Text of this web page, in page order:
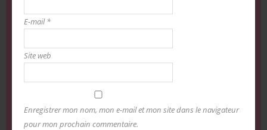
E-mail*
Site web
Enregistrer mon nom, mon e-mail et mon site dans le navigateur
pour mon prochain commentaire.